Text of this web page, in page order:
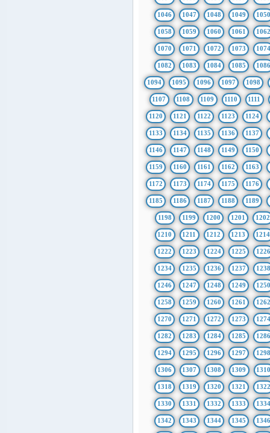
1046 1047 1048 1049 1050
1058 1059 1060 1061 1062
1070 1071 1072 1073 1074
1082 1083 1084 1085 1086
1094 1095 1096 1097 1098
1107 1108 1109 1110 1111
1120 1121 1122 1123 1124
1133 1134 1135 1136 1137
1146 1147 1148 1149 1150
1159 1160 1161 1162 1163
1172 1173 1174 1175 1176
1185 1186 1187 1188 1189
1198 1199 1200 1201 1202
1210 1211 1212 1213 1214
1222 1223 1224 1225 1226
1234 1235 1236 1237 1238
1246 1247 1248 1249 1250
1258 1259 1260 1261 1262
1270 1271 1272 1273 1274
1282 1283 1284 1285 1286
1294 1295 1296 1297 1298
1306 1307 1308 1309
1318 1319 1320 1321 1322
1330 1331 1332 1333 1334
1342 1343 1344 1345 1346